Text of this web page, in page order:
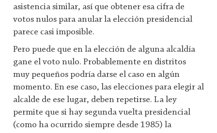
asistencia similar, así que obtener esa cifra de
votos nulos para anular la elección presidencial
parece casi imposible.
Pero puede que en la elección de alguna alcaldía
gane el voto nulo. Probablemente en distritos
muy pequeños podría darse el caso en algún
momento. En ese caso, las elecciones para elegir al
alcalde de ese lugar, deben repetirse. La ley
permite que si hay segunda vuelta presidencial
(como ha ocurrido siempre desde 1985) la